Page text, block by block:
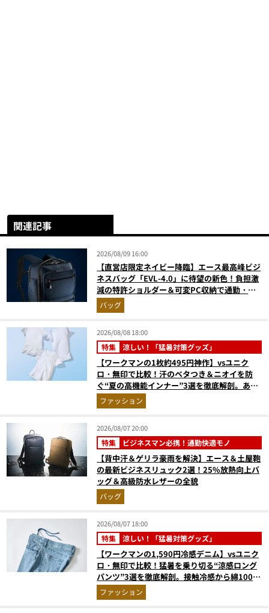
関連記事
2026/08/09 16:00
【直営店限定ネイビー降臨】エース最高峰ビジ
ネスバッグ「EVL-4.0」に待望の新色！負担激
減の特許ショルダー＆可変PC収納で通勤・出
張が無敵に
バッグ
2026/08/08 18:00
特集 涼しい！「猛暑対策グッズ」
【ワークマンの1枚約495円神作】vsユニク
ロ・無印で比較！汗のベタつき＆ニオイを防
ぐ“夏の高機能インナー”3選を徹底解剖。あな
たに最適な1着は？
ファッション
2026/08/07 20:00
特集 ビジネスマン必携！通勤快適モノ
【背中汗＆ゲリラ豪雨を解決】エース＆土屋鞄
の最新ビジネスリュック2選！25%放熱向上バ
ッグ＆高級防水レザーの全貌
バッグ
2026/08/07 18:00
特集 涼しい！「猛暑対策グッズ」
【ワークマンの1,590円冷感デニム】vsユニク
ロ・無印で比較！猛暑を乗り切る“涼感ロング
パンツ”3選を徹底解剖。接触冷感から綿100%
まで決定版
ファッション